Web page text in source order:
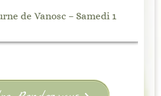
de Vanosc – Samedi 1